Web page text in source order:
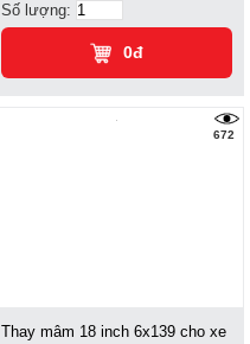
Số lượng:
0đ
672
Thay mâm 18 inch 6x139 cho xe